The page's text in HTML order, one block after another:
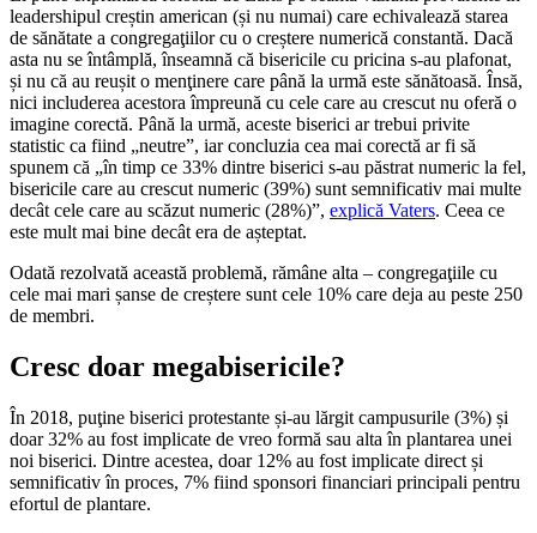
leadershipul creștin american (și nu numai) care echivalează starea
de sănătate a congregaţiilor cu o creștere numerică constantă. Dacă
asta nu se întâmplă, înseamnă că bisericile cu pricina s-au plafonat,
și nu că au reușit o menţinere care până la urmă este sănătoasă. Însă,
nici includerea acestora împreună cu cele care au crescut nu oferă o
imagine corectă. Până la urmă, aceste biserici ar trebui privite
statistic ca fiind „neutre”, iar concluzia cea mai corectă ar fi să
spunem că „în timp ce 33% dintre biserici s-au păstrat numeric la fel,
bisericile care au crescut numeric (39%) sunt semnificativ mai multe
decât cele care au scăzut numeric (28%)”, explică Vaters. Ceea ce
este mult mai bine decât era de așteptat.
Odată rezolvată această problemă, rămâne alta – congregaţiile cu
cele mai mari șanse de creștere sunt cele 10% care deja au peste 250
de membri.
Cresc doar megabisericile?
În 2018, puţine biserici protestante și-au lărgit campusurile (3%) și
doar 32% au fost implicate de vreo formă sau alta în plantarea unei
noi biserici. Dintre acestea, doar 12% au fost implicate direct și
semnificativ în proces, 7% fiind sponsori financiari principali pentru
efortul de plantare.